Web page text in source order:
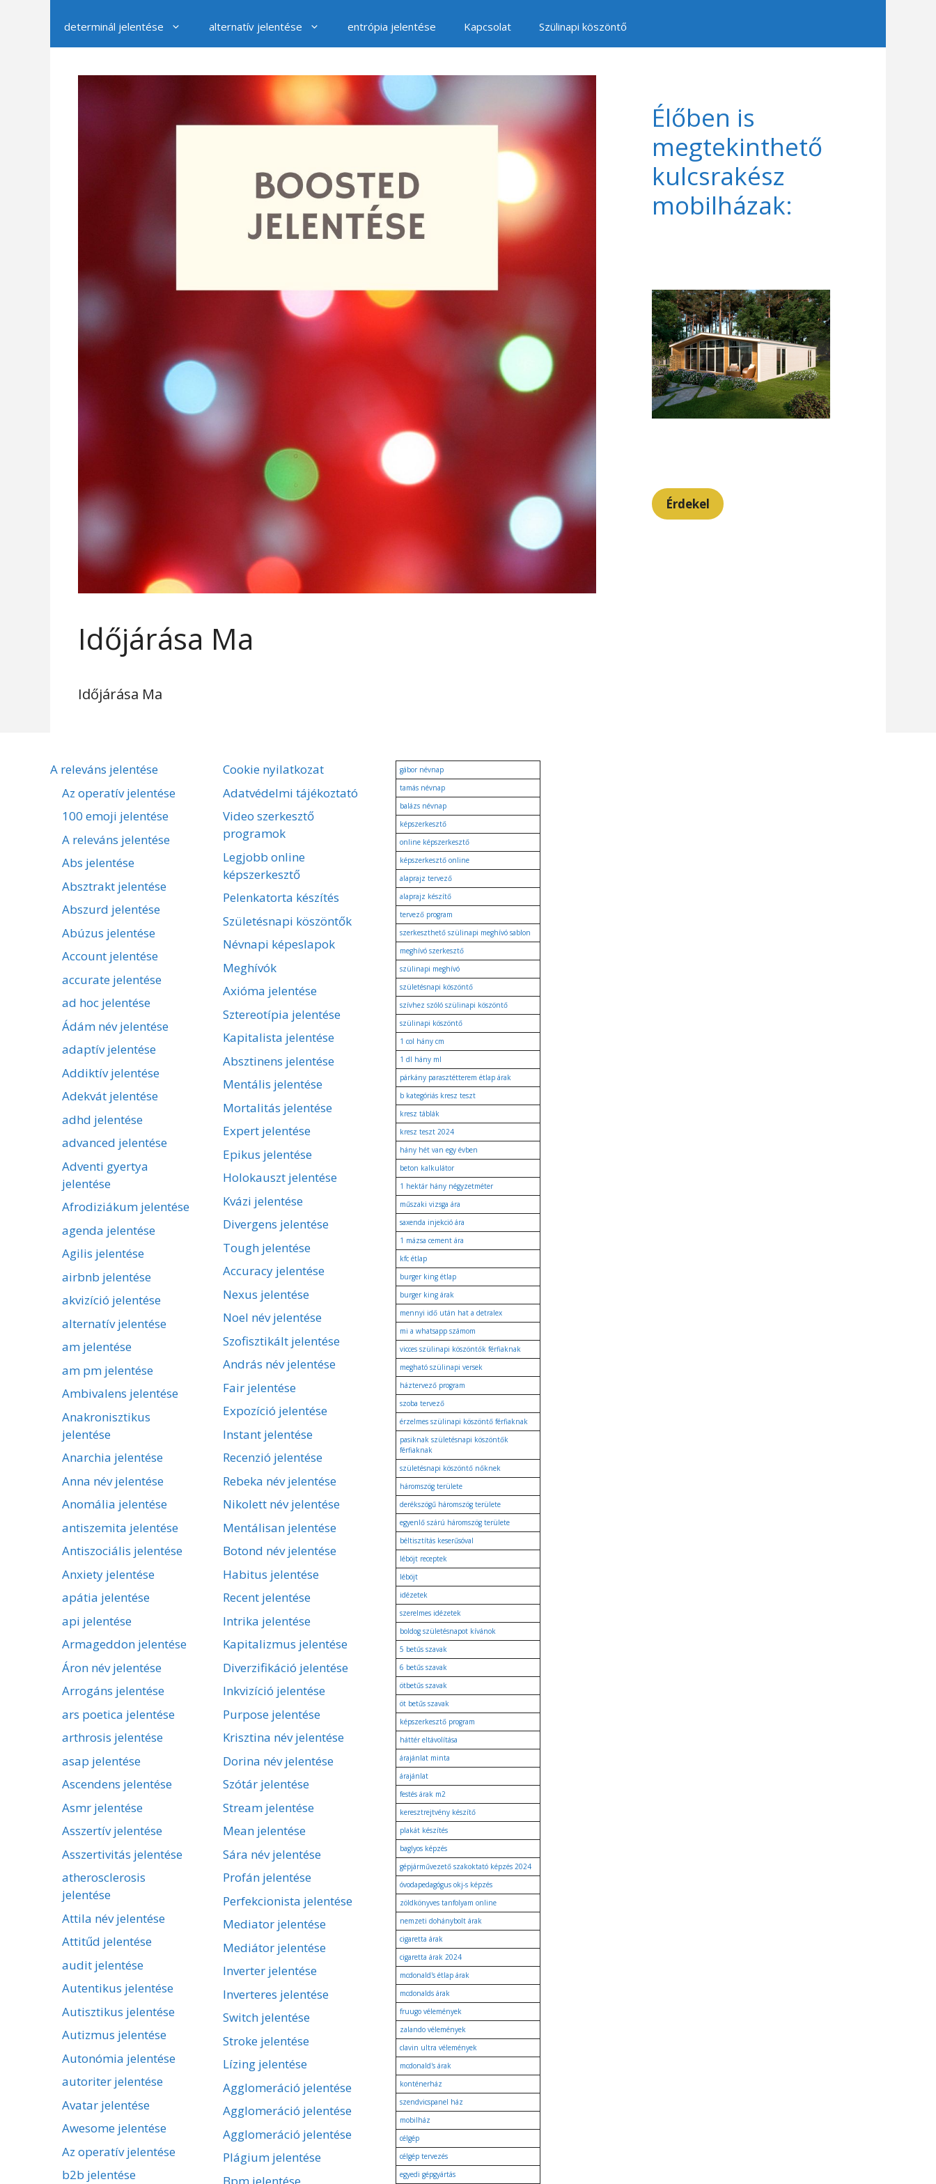
determinál jelentése alternatív jelentése entrópia jelentése Kapcsolat Szülinapi köszöntő
Időjárása Ma
Időjárása Ma
Élőben is
megtekinthető
kulcsrakész
mobilházak:
Érdekel
A releváns jelentése
Az operatív jelentése
100 emoji jelentése
A releváns jelentése
Abs jelentése
Absztrakt jelentése
Abszurd jelentése
Abúzus jelentése
Account jelentése
accurate jelentése
ad hoc jelentése
Ádám név jelentése
adaptív jelentése
Addiktív jelentése
Adekvát jelentése
adhd jelentése
advanced jelentése
Adventi gyertya
jelentése
Afrodiziákum jelentése
agenda jelentése
Agilis jelentése
airbnb jelentése
akvizíció jelentése
alternatív jelentése
am jelentése
am pm jelentése
Ambivalens jelentése
Anakronisztikus
jelentése
Anarchia jelentése
Anna név jelentése
Anomália jelentése
antiszemita jelentése
Antiszociális jelentése
Anxiety jelentése
apátia jelentése
api jelentése
Armageddon jelentése
Áron név jelentése
Arrogáns jelentése
ars poetica jelentése
arthrosis jelentése
asap jelentése
Ascendens jelentése
Asmr jelentése
Asszertív jelentése
Asszertivitás jelentése
atherosclerosis
jelentése
Attila név jelentése
Attitűd jelentése
audit jelentése
Autentikus jelentése
Autisztikus jelentése
Autizmus jelentése
Autonómia jelentése
autoriter jelentése
Avatar jelentése
Awesome jelentése
Az operatív jelentése
b2b jelentése
Cookie nyilatkozat
Adatvédelmi tájékoztató
Video szerkesztő
programok
Legjobb online
képszerkesztő
Pelenkatorta készítés
Születésnapi köszöntők
Névnapi képeslapok
Meghívók
Axióma jelentése
Sztereotípia jelentése
Kapitalista jelentése
Absztinens jelentése
Mentális jelentése
Mortalitás jelentése
Expert jelentése
Epikus jelentése
Holokauszt jelentése
Kvázi jelentése
Divergens jelentése
Tough jelentése
Accuracy jelentése
Nexus jelentése
Noel név jelentése
Szofisztikált jelentése
András név jelentése
Fair jelentése
Expozíció jelentése
Instant jelentése
Recenzió jelentése
Rebeka név jelentése
Nikolett név jelentése
Mentálisan jelentése
Botond név jelentése
Habitus jelentése
Recent jelentése
Intrika jelentése
Kapitalizmus jelentése
Diverzifikáció jelentése
Inkvizíció jelentése
Purpose jelentése
Krisztina név jelentése
Dorina név jelentése
Szótár jelentése
Stream jelentése
Mean jelentése
Sára név jelentése
Profán jelentése
Perfekcionista jelentése
Mediator jelentése
Mediátor jelentése
Inverter jelentése
Inverteres jelentése
Switch jelentése
Stroke jelentése
Lízing jelentése
Agglomeráció jelentése
Agglomeráció jelentése
Agglomeráció jelentése
Plágium jelentése
Bpm jelentése
gábor névnap
tamás névnap
balázs névnap
képszerkesztő
online képszerkesztő
képszerkesztő online
alaprajz tervező
alaprajz készítő
tervező program
szerkeszthető szülinapi meghívó sablon
meghívó szerkesztő
szülinapi meghívó
születésnapi köszöntő
szívhez szóló szülinapi köszöntő
szülinapi köszöntő
1 col hány cm
1 dl hány ml
párkány parasztétterem étlap árak
b kategóriás kresz teszt
kresz táblák
kresz teszt 2024
hány hét van egy évben
beton kalkulátor
1 hektár hány négyzetméter
műszaki vizsga ára
saxenda injekció ára
1 mázsa cement ára
kfc étlap
burger king étlap
burger king árak
mennyi idő után hat a detralex
mi a whatsapp számom
vicces szülinapi köszöntők férfiaknak
megható szülinapi versek
háztervező program
szoba tervező
érzelmes szülinapi köszöntő férfiaknak
pasiknak születésnapi köszöntők
férfiaknak
születésnapi köszöntő nőknek
háromszög területe
derékszögű háromszög területe
egyenlő szárú háromszög területe
béltisztítás keserűsóval
léböjt receptek
léböjt
idézetek
szerelmes idézetek
boldog születésnapot kívánok
5 betűs szavak
6 betűs szavak
ötbetűs szavak
öt betűs szavak
képszerkesztő program
háttér eltávolítása
árajánlat minta
árajánlat
festés árak m2
keresztrejtvény készítő
plakát készítés
baglyos képzés
gépjárművezető szakoktató képzés 2024
óvodapedagógus okj-s képzés
zöldkönyves tanfolyam online
nemzeti dohánybolt árak
cigaretta árak
cigaretta árak 2024
mcdonald's étlap árak
mcdonalds árak
fruugo vélemények
zalando vélemények
clavin ultra vélemények
mcdonald's árak
konténerház
szendvicspanel ház
mobilház
célgép
célgép tervezés
egyedi gépgyártás